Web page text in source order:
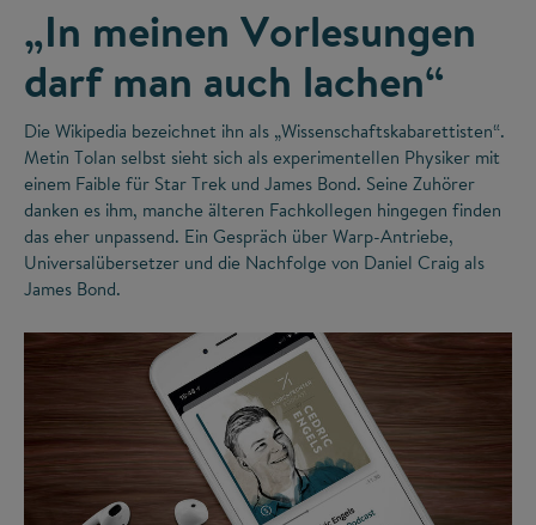
„In meinen Vorlesungen
darf man auch lachen“
Die Wikipedia bezeichnet ihn als „Wissenschaftskabarettisten“.
Metin Tolan selbst sieht sich als experimentellen Physiker mit
einem Faible für Star Trek und James Bond. Seine Zuhörer
danken es ihm, manche älteren Fachkollegen hingegen finden
das eher unpassend. Ein Gespräch über Warp-Antriebe,
Universalübersetzer und die Nachfolge von Daniel Craig als
James Bond.